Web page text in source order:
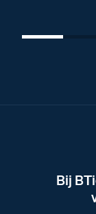
Afmetingen
Bij